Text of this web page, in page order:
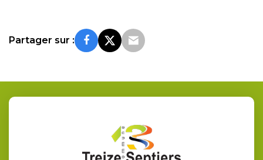
Partager sur :